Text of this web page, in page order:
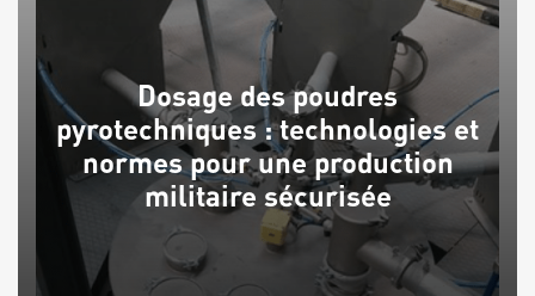
Dosage des poudres
pyrotechniques : technologies et
normes pour une production
militaire sécurisée